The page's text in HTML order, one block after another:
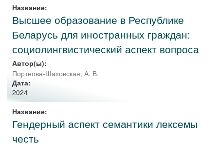
Название:
Высшее образование в Республике
Беларусь для иностранных граждан:
социолингвистический аспект вопроса
Автор(ы):
Портнова-Шаховская, А. В.
Дата:
2024
Название:
Гендерный аспект семантики лексемы
честь